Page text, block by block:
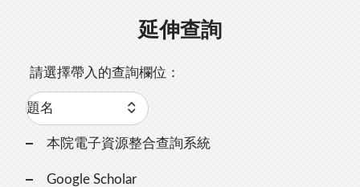
延伸查詢
請選擇帶入的查詢欄位：
本院電子資源整合查詢系統
Google Scholar